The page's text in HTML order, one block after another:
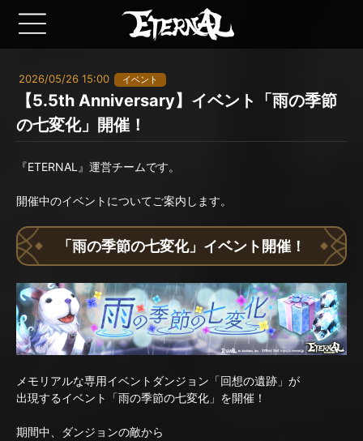
2026/05/26 15:00 イベント
【5.5th Anniversary】イベント「雨の季節
の七変化」開催！
『ETERNAL』運営チームです。
開催中のイベントについてご案内します。
「雨の季節の七変化」イベント開催！
メモリアルな専用イベントダンジョン「回想の遺跡」が
出現するイベント「雨の季節の七変化」を開催！
期間中、ダンジョンの敵から